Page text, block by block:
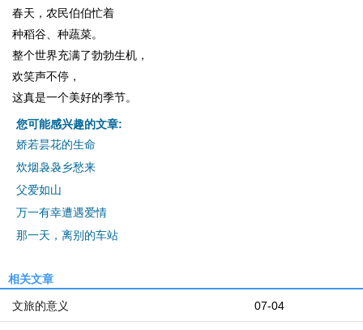
春天，农民伯伯忙着
种稻谷、种蔬菜。
整个世界充满了勃勃生机，
欢笑声不停，
这真是一个美好的季节。
您可能感兴趣的文章:
娇若昙花的生命
炊烟袅袅乡愁来
父爱如山
万一有幸遭遇爱情
那一天，离别的车站
相关文章
07-04
文旅的意义